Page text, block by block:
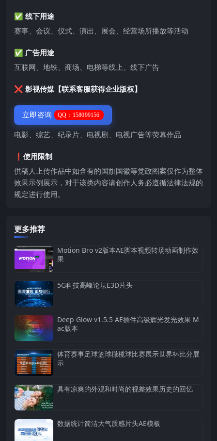
✅ 线下用途
赛事、会议、仪式、演出、展会、经营场所播放等活动
✅ 广告用途
互联网、地铁、商场、电梯等线上、线下广告
❌ 影视传媒【联系客服获得企业版权】
立即咨询 QQ：158099156
电影、综艺、纪录片、电视剧、电视广告等荧幕作品
❗️使用限制
供稿人上传作品中如含有的国旗国徽等党政图案仅作为整体
效果示例展示，对于该类内容请创作人务必遵循法律法规的
规定进行使用。
更多推荐
Motion Bro v2版本AE脚本视频转场动画制作效
果
5G科技高峰论坛E3D片头
Deep Glow v1.5.5 AE插件高级辉光发光效果 M
ac版本
体育赛事足球篮球橄榄球比赛展示世界杯比分展
示
具有凉爽的外观和时尚的视差效果历史的回忆
数据统计简洁大气质感片头AE模板